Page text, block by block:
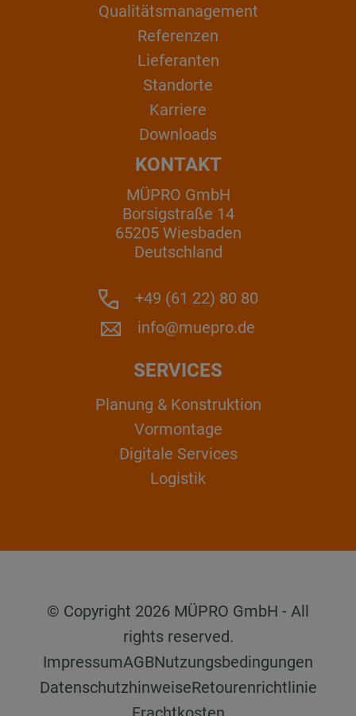
Qualitätsmanagement
Referenzen
Lieferanten
Standorte
Karriere
Downloads
KONTAKT
MÜPRO GmbH
Borsigstraße 14
65205 Wiesbaden
Deutschland
+49 (61 22) 80 80
info@muepro.de
SERVICES
Planung & Konstruktion
Vormontage
Digitale Services
Logistik
© Copyright 2026 MÜPRO GmbH - All
rights reserved.
ImpressumAGBNutzungsbedingungen
DatenschutzhinweiseRetourenrichtlinie